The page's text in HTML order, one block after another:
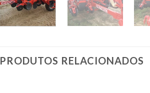
PRODUTOS RELACIONADOS